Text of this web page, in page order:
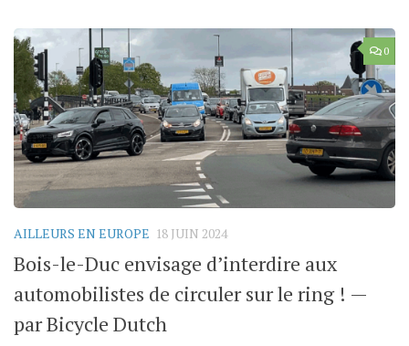
0
AILLEURS EN EUROPE 18 JUIN 2024
Bois-le-Duc envisage d’interdire aux
automobilistes de circuler sur le ring ! —
par Bicycle Dutch